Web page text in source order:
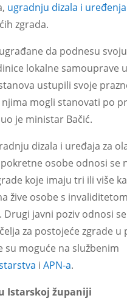
ugradnju dizala i uređenja
zgrada.
da podnesu
lokalne samouprave
ustupili svoje
njima mogli stanovati po
je ministar Bačić.
dizala i uređaja za
osobe odnosi se
koje imaju tri ili više
žive osobe s
Drugi javni poziv odnosi se
za postojeće zgrade u
su moguće na službenim
i APN-a.
Istarskoj županiji